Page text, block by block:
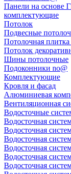
Панели на
комплектующие
Потолок
Подвесные
Потолочная
Потолок
Шины потолочные
Подоконники no@
Комплектующие
Кровля и фасад
Алюминиевая
Вентиляционная
Водосточные
Водосточная
Водосточная
Водосточная
Водосточная
Водосточная
Водосточная